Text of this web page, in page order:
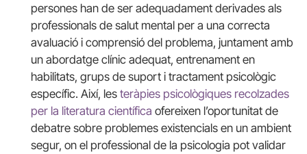
persones han de ser adequadament derivades als
professionals de salut mental per a una correcta
avaluació i comprensió del problema, juntament amb
un abordatge clínic adequat, entrenament en
habilitats, grups de suport i tractament psicològic
específic. Així, les teràpies psicològiques recolzades
per la literatura científica ofereixen l’oportunitat de
debatre sobre problemes existencials en un ambient
segur, on el professional de la psicologia pot validar